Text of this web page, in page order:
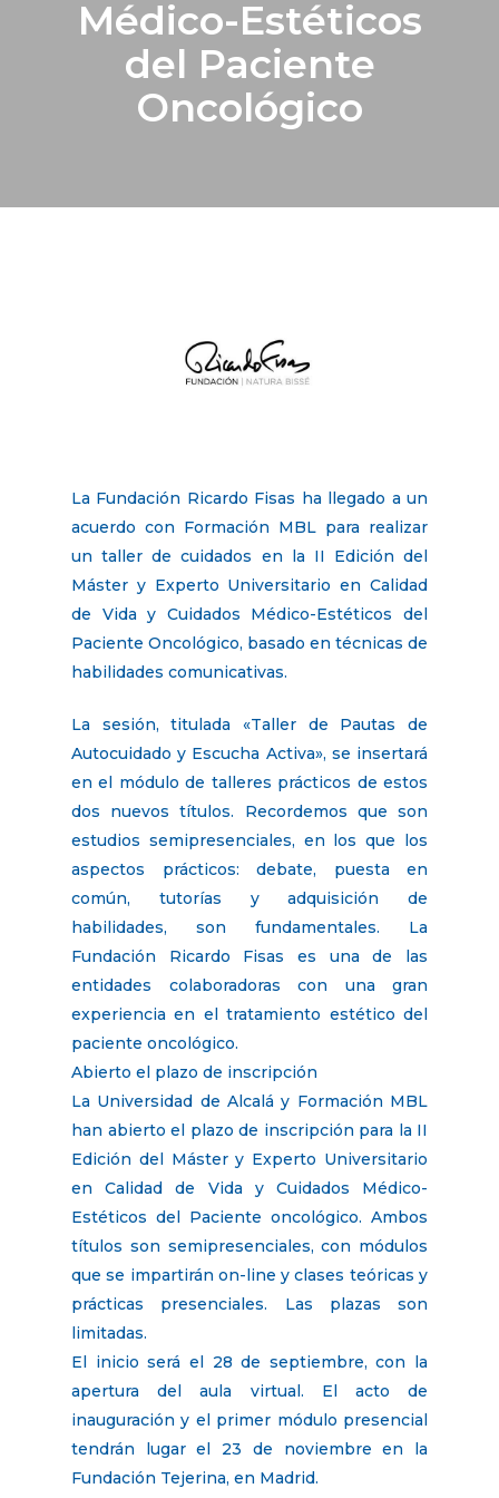
Médico-Estéticos
del Paciente
Oncológico
La Fundación Ricardo Fisas ha llegado a un
acuerdo con Formación MBL para realizar
un taller de cuidados en la II Edición del
Máster y Experto Universitario en Calidad
de Vida y Cuidados Médico-Estéticos del
Paciente Oncológico, basado en técnicas de
habilidades comunicativas.
La sesión, titulada «Taller de Pautas de
Autocuidado y Escucha Activa», se insertará
en el módulo de talleres prácticos de estos
dos nuevos títulos. Recordemos que son
estudios semipresenciales, en los que los
aspectos prácticos: debate, puesta en
común, tutorías y adquisición de
habilidades, son fundamentales. La
Fundación Ricardo Fisas es una de las
entidades colaboradoras con una gran
experiencia en el tratamiento estético del
paciente oncológico.
Abierto el plazo de inscripción
La Universidad de Alcalá y Formación MBL
han abierto el plazo de inscripción para la II
Edición del Máster y Experto Universitario
en Calidad de Vida y Cuidados Médico-
Estéticos del Paciente oncológico. Ambos
títulos son semipresenciales, con módulos
que se impartirán on-line y clases teóricas y
prácticas presenciales. Las plazas son
limitadas.
El inicio será el 28 de septiembre, con la
apertura del aula virtual. El acto de
inauguración y el primer módulo presencial
tendrán lugar el 23 de noviembre en la
Fundación Tejerina, en Madrid.